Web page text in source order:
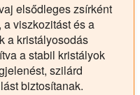
elsődleges zsírként
viszkozitást és a
a kristályosodás
a stabil kristályok
szilárd
biztosítanak.